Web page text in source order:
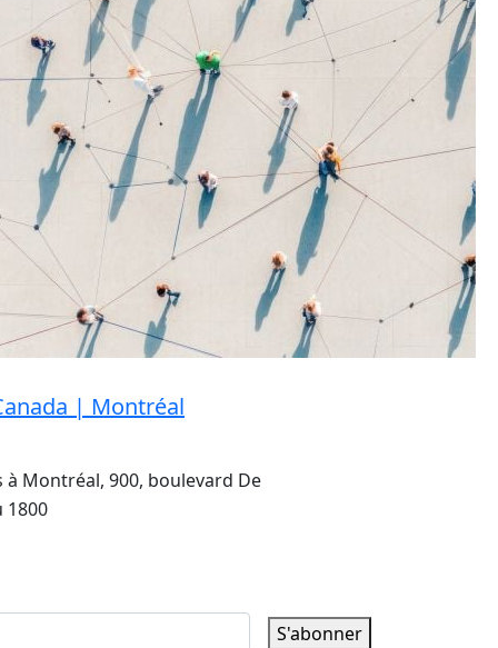
| Montréal
à Montréal, 900, boulevard De
1800
S'abonner